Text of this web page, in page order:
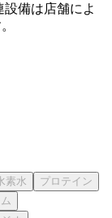
備は店舗によ